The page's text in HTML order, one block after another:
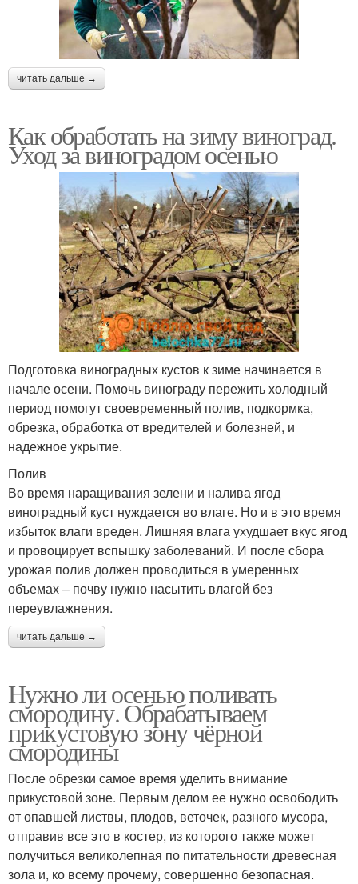
читать дальше →
Как обработать на зиму виноград.
Уход за виноградом осенью
Подготовка виноградных кустов к зиме начинается в
начале осени. Помочь винограду пережить холодный
период помогут своевременный полив, подкормка,
обрезка, обработка от вредителей и болезней, и
надежное укрытие.
Полив
Во время наращивания зелени и налива ягод
виноградный куст нуждается во влаге. Но и в это время
избыток влаги вреден. Лишняя влага ухудшает вкус ягод
и провоцирует вспышку заболеваний. И после сбора
урожая полив должен проводиться в умеренных
объемах – почву нужно насытить влагой без
переувлажнения.
читать дальше →
Нужно ли осенью поливать
смородину. Обрабатываем
прикустовую зону чёрной
смородины
После обрезки самое время уделить внимание
прикустовой зоне. Первым делом ее нужно освободить
от опавшей листвы, плодов, веточек, разного мусора,
отправив все это в костер, из которого также может
получиться великолепная по питательности древесная
зола и, ко всему прочему, совершенно безопасная.